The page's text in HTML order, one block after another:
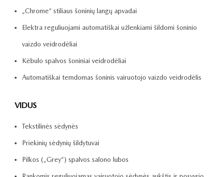
„Chrome“ stiliaus šoninių langų apvadai
Elektra reguliuojami automatiškai užlenkiami šildomi šoninio
vaizdo veidrodėliai
Kėbulo spalvos šoniniai veidrodėliai
Automatiškai temdomas šoninis vairuotojo vaizdo veidrodėlis
VIDUS
Tekstilinės sėdynės
Priekinių sėdynių šildytuvai
Pilkos („Grey“) spalvos salono lubos